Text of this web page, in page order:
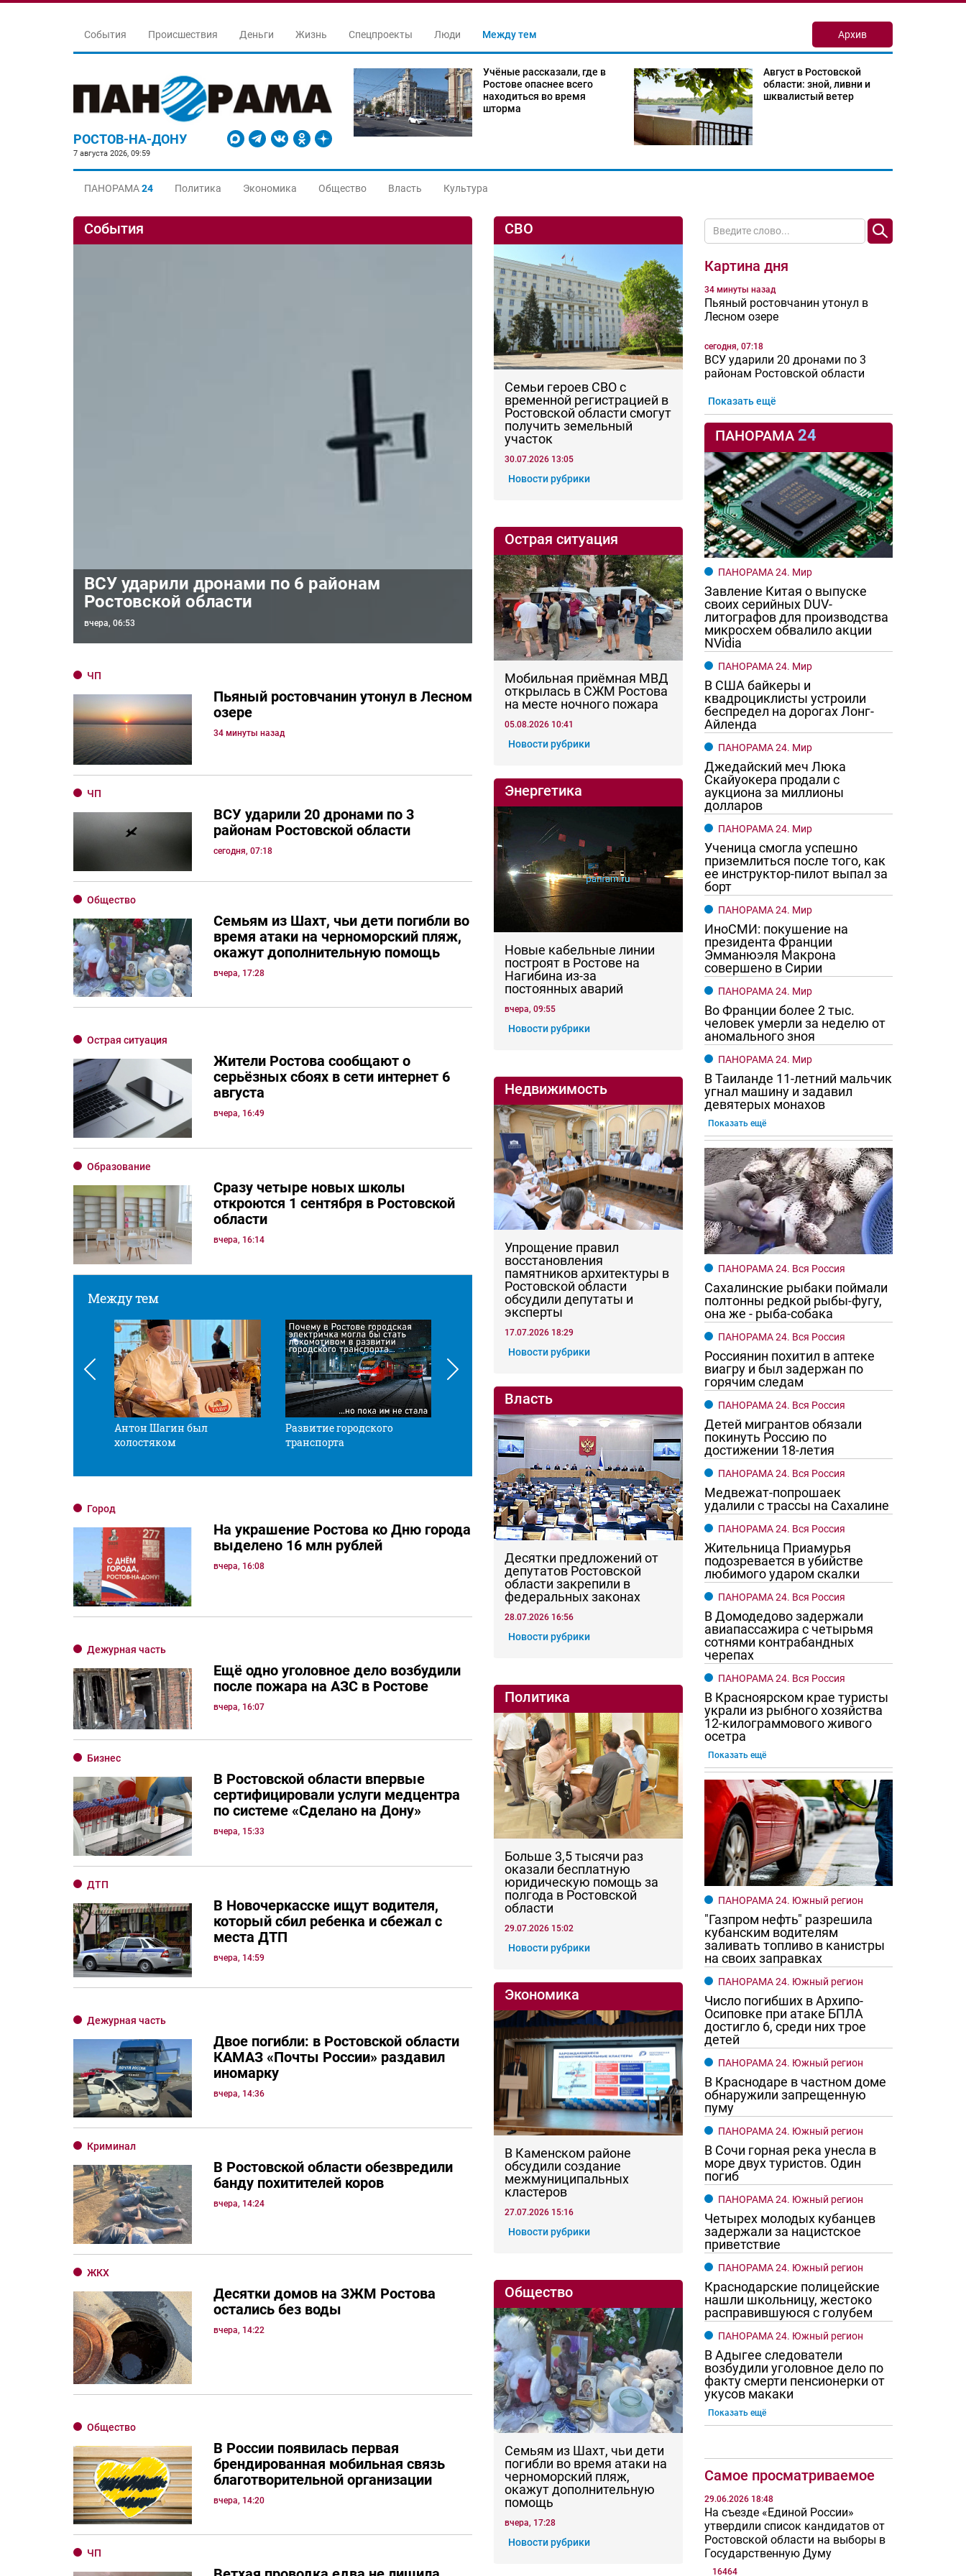
События Происшествия Деньги Жизнь Спецпроекты Люди Между тем Архив
РОСТОВ-НА-ДОНУ
7 августа 2026, 09:59
Учёные рассказали, где в
Ростове опаснее всего
находиться во время
шторма
Август в Ростовской
области: зной, ливни и
шквалистый ветер
ПАНОРАМА24 Политика Экономика Общество Власть Культура
События
ВСУ ударили дронами по 6 районам
Ростовской области
вчера, 06:53
ЧП
Пьяный ростовчанин утонул в Лесном
озере
34 минуты назад
ЧП
ВСУ ударили 20 дронами по 3
районам Ростовской области
сегодня, 07:18
Общество
Семьям из Шахт, чьи дети погибли во
время атаки на черноморский пляж,
окажут дополнительную помощь
вчера, 17:28
Острая ситуация
Жители Ростова сообщают о
серьёзных сбоях в сети интернет 6
августа
вчера, 16:49
Образование
Сразу четыре новых школы
откроются 1 сентября в Ростовской
области
вчера, 16:14
Между тем
Антон Шагин был
холостяком
Развитие городского
транспорта
Красной нитью Чего хотят женщины? Ростовчане смотрите в оба
Город
На украшение Ростова ко Дню города
выделено 16 млн рублей
вчера, 16:08
Дежурная часть
Ещё одно уголовное дело возбудили
после пожара на АЗС в Ростове
вчера, 16:07
Бизнес
В Ростовской области впервые
сертифицировали услуги медцентра
по системе «Сделано на Дону»
вчера, 15:33
ДТП
В Новочеркасске ищут водителя,
который сбил ребенка и сбежал с
места ДТП
вчера, 14:59
Дежурная часть
Двое погибли: в Ростовской области
КАМАЗ «Почты России» раздавил
иномарку
вчера, 14:36
Криминал
В Ростовской области обезвредили
банду похитителей коров
вчера, 14:24
ЖКХ
Десятки домов на ЗЖМ Ростова
остались без воды
вчера, 14:22
Общество
В России появилась первая
брендированная мобильная связь
благотворительной организации
вчера, 14:20
ЧП
СВО
Семьи героев СВО с
временной регистрацией в
Ростовской области смогут
получить земельный
участок
30.07.2026 13:05
Новости рубрики
Острая ситуация
Мобильная приёмная МВД
открылась в СЖМ Ростова
на месте ночного пожара
05.08.2026 10:41
Новости рубрики
Энергетика
Новые кабельные линии
построят в Ростове на
Нагибина из-за
постоянных аварий
вчера, 09:55
Новости рубрики
Недвижимость
Упрощение правил
восстановления
памятников архитектуры в
Ростовской области
обсудили депутаты и
эксперты
17.07.2026 18:29
Новости рубрики
Власть
Десятки предложений от
депутатов Ростовской
области закрепили в
федеральных законах
28.07.2026 16:56
Новости рубрики
Политика
Больше 3,5 тысячи раз
оказали бесплатную
юридическую помощь за
полгода в Ростовской
области
29.07.2026 15:02
Новости рубрики
Экономика
В Каменском районе
обсудили создание
межмуниципальных
кластеров
27.07.2026 15:16
Новости рубрики
Общество
Семьям из Шахт, чьи дети
погибли во время атаки на
черноморский пляж,
окажут дополнительную
помощь
вчера, 17:28
Новости рубрики
Картина дня
34 минуты назад
Пьяный ростовчанин утонул в
Лесном озере
сегодня, 07:18
ВСУ ударили 20 дронами по 3
районам Ростовской области
Показать ещё
ПАНОРАМА 24
ПАНОРАМА 24. Мир
Завление Китая о выпуске
своих серийных DUV-
литографов для производства
микросхем обвалило акции
NVidia
ПАНОРАМА 24. Мир
В США байкеры и
квадроциклисты устроили
беспредел на дорогах Лонг-
Айленда
ПАНОРАМА 24. Мир
Джедайский меч Люка
Скайуокера продали с
аукциона за миллионы
долларов
ПАНОРАМА 24. Мир
Ученица смогла успешно
приземлиться после того, как
ее инструктор-пилот выпал за
борт
ПАНОРАМА 24. Мир
ИноСМИ: покушение на
президента Франции
Эмманюэля Макрона
совершено в Сирии
ПАНОРАМА 24. Мир
Во Франции более 2 тыс.
человек умерли за неделю от
аномального зноя
ПАНОРАМА 24. Мир
В Таиланде 11-летний мальчик
угнал машину и задавил
девятерых монахов
Показать ещё
ПАНОРАМА 24. Вся Россия
Сахалинские рыбаки поймали
полтонны редкой рыбы-фугу,
она же - рыба-собака
ПАНОРАМА 24. Вся Россия
Россиянин похитил в аптеке
виагру и был задержан по
горячим следам
ПАНОРАМА 24. Вся Россия
Детей мигрантов обязали
покинуть Россию по
достижении 18-летия
ПАНОРАМА 24. Вся Россия
Медвежат-попрошаек
удалили с трассы на Сахалине
ПАНОРАМА 24. Вся Россия
Жительница Приамурья
подозревается в убийстве
любимого ударом скалки
ПАНОРАМА 24. Вся Россия
В Домодедово задержали
авиапассажира с четырьмя
сотнями контрабандных
черепах
ПАНОРАМА 24. Вся Россия
В Красноярском крае туристы
украли из рыбного хозяйства
12-килограммового живого
осетра
Показать ещё
ПАНОРАМА 24. Южный регион
"Газпром нефть" разрешила
кубанским водителям
заливать топливо в канистры
на своих заправках
ПАНОРАМА 24. Южный регион
Число погибших в Архипо-
Осиповке при атаке БПЛА
достигло 6, среди них трое
детей
ПАНОРАМА 24. Южный регион
В Краснодаре в частном доме
обнаружили запрещенную
пуму
ПАНОРАМА 24. Южный регион
В Сочи горная река унесла в
море двух туристов. Один
погиб
ПАНОРАМА 24. Южный регион
Четырех молодых кубанцев
задержали за нацистское
приветствие
ПАНОРАМА 24. Южный регион
Краснодарские полицейские
нашли школьницу, жестоко
расправившуюся с голубем
ПАНОРАМА 24. Южный регион
В Адыгее следователи
возбудили уголовное дело по
факту смерти пенсионерки от
укусов макаки
Показать ещё
Самое просматриваемое
29.06.2026 18:48
На съезде «Единой России»
утвердили список кандидатов от
Ростовской области на выборы в
Государственную Думу
16464